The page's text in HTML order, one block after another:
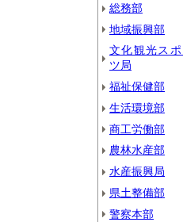
総務部
地域振興部
文化観光スポ
ツ局
福祉保健部
生活環境部
商工労働部
農林水産部
水産振興局
県土整備部
警察本部